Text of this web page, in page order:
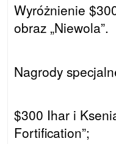
Wyróżnienie
obraz „Niewola”.
Nagrody
$300 Ihar i
Fortification”;